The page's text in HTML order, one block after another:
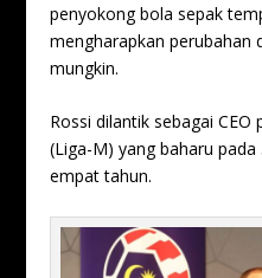
penyokong bola sepak
mengharapkan perubahan
mungkin.
Rossi dilantik sebagai
(Liga-M) yang baharu
empat tahun.